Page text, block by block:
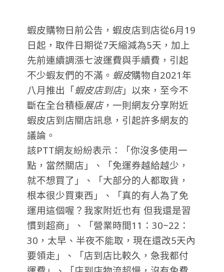
蝦皮購物日前公告，蝦皮店到店從6月19
日起，取件日期從7天縮減為5天，加上
先前連續調漲七波運費與手續費，引起
不少蝦友們的不滿。 蝦皮購物自2021年
八月推出「蝦皮店到店」以來，至今不
斷在全台積極展店，一則網友分享附近
蝦皮店到店關店訊息，引起許多網友的
議論。
該PTT網友紛紛表示：「你沒多使用一
點，當然關店」、「免運券越給越少，
就不想買了」、「大部分的人都取貨，
根本很少買東西」、「真的有人為了免
運用這個喔？我家附近也有 但我還是習
慣到超商」、「營業時間11：30~22：
30，太早、半夜不能取，現在還改5天內
要領走」、「店到店比較久，急我都付